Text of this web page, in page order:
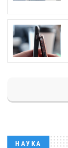
НАУКА